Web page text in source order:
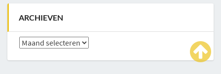
ARCHIEVEN
Archieven